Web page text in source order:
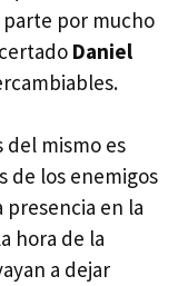
parte por mucho
Daniel
del mismo es
de los enemigos
presencia en la
hora de la
a dejar